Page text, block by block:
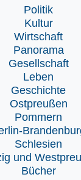
Politik
Kultur
Wirtschaft
Panorama
Gesellschaft
Leben
Geschichte
Ostpreußen
Pommern
Schlesien
und
Bücher